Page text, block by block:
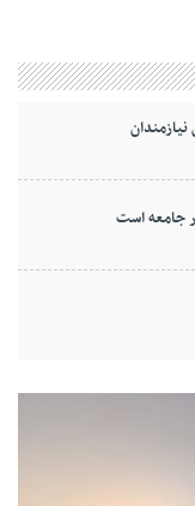
جامعه است